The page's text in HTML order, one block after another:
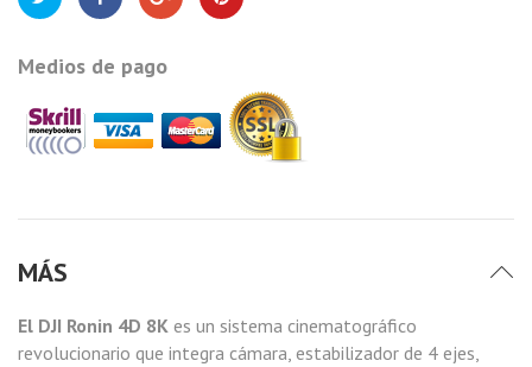
Medios de pago
MÁS
El DJI Ronin 4D 8K es un sistema cinematográfico
revolucionario que integra cámara, estabilizador de 4 ejes,